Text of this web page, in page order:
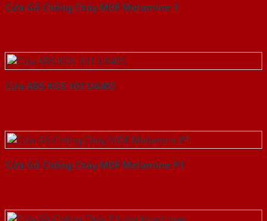
Cửa Gỗ Chống Cháy MDF Melamine 1
Cửa ABS KOS 101 U6405
Cửa Gỗ Chống Cháy MDF Melamine P1